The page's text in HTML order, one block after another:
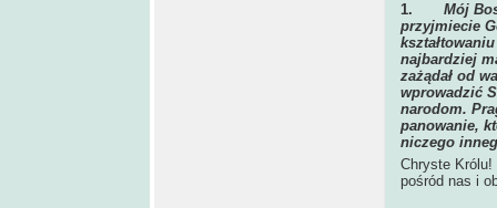
1. Mój
przyjmiecie
najbardziej
zażądał od
wprowadzić
narodom.
panowanie,
niczego
Chryste
pośród nas i